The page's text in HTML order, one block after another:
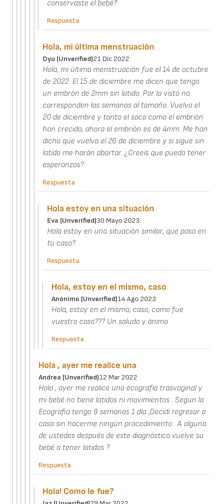
conservaste el bebé?
Respuesta
Hola, mi última menstruación
Dyu (unverified)21 Dic 2022
Hola, mi última menstruación fue el 14 de octubre
de 2022. El 15 de diciembre me dicen que tengo
un embrón de 2mm sin latido. Por lo visto no
corresponden las semanas al tamaño. Vuelvo el
20 de diciembre y tanto el saco como el embrión
han crecido, ahora el embrión es de 4mm. Me han
dicho que vuelva el 26 de diciembre y si sigue sin
latido me harán abortar. ¿Creeis que puedo tener
esperanzas?
Respuesta
Hola estoy en una situación
Eva (unverified)30 Mayo 2023
Hola estoy en una situación similar, que paso en
tu caso?
Respuesta
Hola, estoy en el mismo, caso
Anónimo (unverified)14 Ago 2023
Hola, estoy en el mismo, caso, como fue
vuestro caso??? Un saludo y ánimo
Respuesta
Hola , ayer me realice una
Andrea (unverified)12 Mar 2022
Hola , ayer me realice una ecografía trasvaginal y
mi bebé no tiene latidos ni movimientos . Segun la
Ecografia tengo 9 semanas 1 día ,Decidí regresar a
casa sin hacerme ningún procedimiento . A alguna
de ustedes después de este diagnóstico vuelve su
bebé a tener latidos ?
Respuesta
Hola! Como le fue?